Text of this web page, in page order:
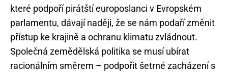
které podpoří pirátští europoslanci v Evropském
parlamentu, dávají naději, že se nám podaří změnit
přístup ke krajině a ochranu klimatu zvládnout.
Společná zemědělská politika se musí ubírat
racionálním směrem – podpořit šetrné zacházení s